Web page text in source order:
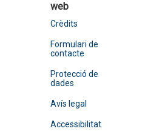
web
Crèdits
Formulari de
contacte
Protecció de
dades
Avís legal
Accessibilitat